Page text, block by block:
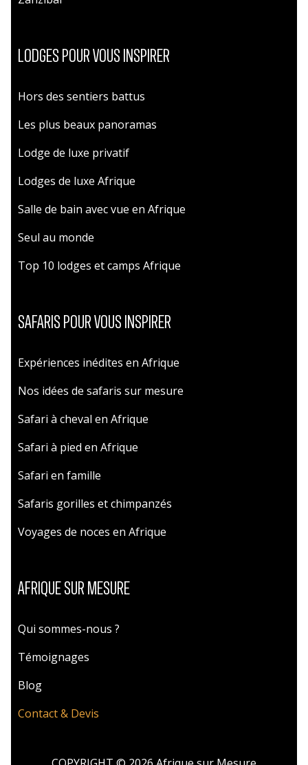
LODGES POUR VOUS INSPIRER
Hors des sentiers battus
Les plus beaux panoramas
Lodge de luxe privatif
Lodges de luxe Afrique
Salle de bain avec vue en Afrique
Seul au monde
Top 10 lodges et camps Afrique
SAFARIS POUR VOUS INSPIRER
Expériences inédites en Afrique
Nos idées de safaris sur mesure
Safari à cheval en Afrique
Safari à pied en Afrique
Safari en famille
Safaris gorilles et chimpanzés
Voyages de noces en Afrique
AFRIQUE SUR MESURE
Qui sommes-nous ?
Témoignages
Blog
Contact & Devis